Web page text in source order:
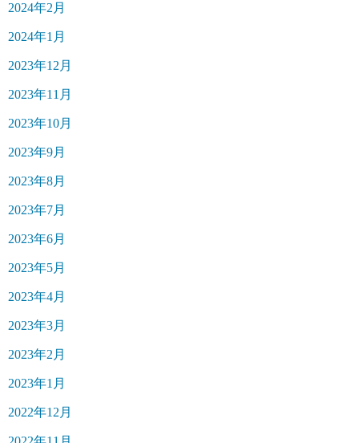
2024年2月
2024年1月
2023年12月
2023年11月
2023年10月
2023年9月
2023年8月
2023年7月
2023年6月
2023年5月
2023年4月
2023年3月
2023年2月
2023年1月
2022年12月